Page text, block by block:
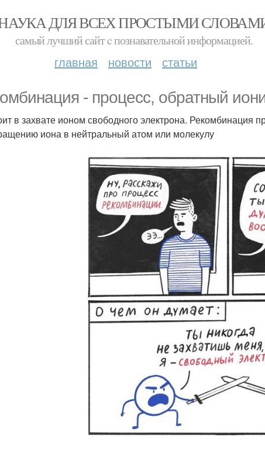
ДЛЯ ВСЕХ ПРОСТЫМИ
самый лучший сайт c познавательной информацией.
главная новости статьи
- процесс, обратный
в захвате ионом свободного электрона. Рекомбинация
иона в нейтральный атом или молекулу